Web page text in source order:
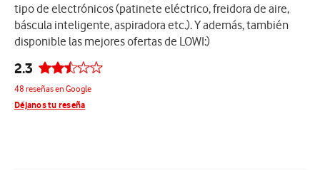
tipo de electrónicos (patinete eléctrico, freidora de aire,
báscula inteligente, aspiradora etc.). Y además, también
disponible las mejores ofertas de LOWI:)
2.3
48 reseñas en Google
Déjanos tu reseña